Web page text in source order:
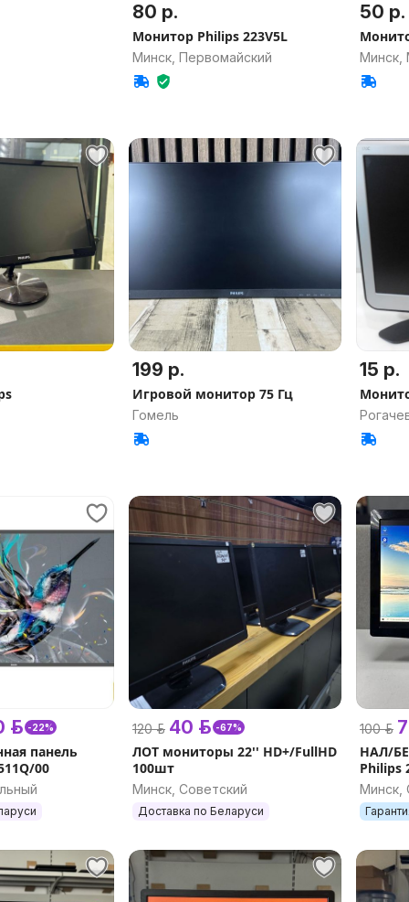
80 р.
Монитор Philips 223V5L
Минск, Первомайский
50 р.
Минск,
199 р.
Игровой монитор 75 Гц
Гомель
15 р.
р. -22%
панель
00
120 р. 40 р. -67%
ЛОТ мониторы 22'' HD+/FullHD
100шт
Минск, Советский
Доставка по Беларуси
100 р.
НАЛ/
Philips
Минск,